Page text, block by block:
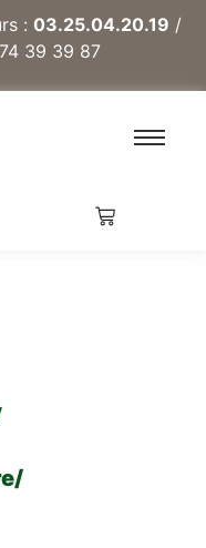
: 03.25.04.20.19 /
39 39 87